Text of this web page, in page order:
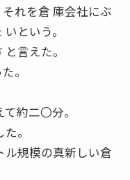
れを倉 庫会社にぶ
という。
言えた。
。
約二〇分。
。
ル規模の真新しい倉